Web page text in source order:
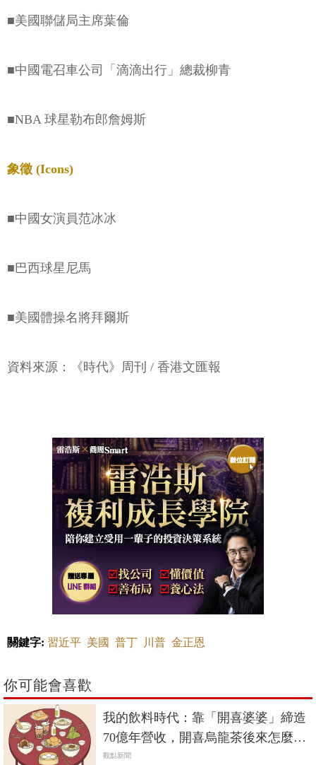
■美國聯儲局主席葉倫
■中國電召車公司「滴滴出行」總裁柳青
■NBA 球星勒布郎詹姆斯
象徵 (Icons)
■中國女演員范冰冰
■巴西球星尼馬
■美國體操名將拜爾斯
資料來源：《時代》周刊 / 香港文匯報
關鍵字: 習近平 美國 普丁 川普 金正恩
你可能會喜歡
我的飲料時代：靠「開喜婆婆」締造
70億年營收，開喜烏龍茶後來怎麼
了？
觀點新聞